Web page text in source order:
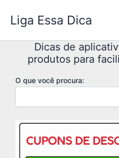
para
conteúdo
Liga Essa Dica
Dicas de
produtos para
O que você procura: